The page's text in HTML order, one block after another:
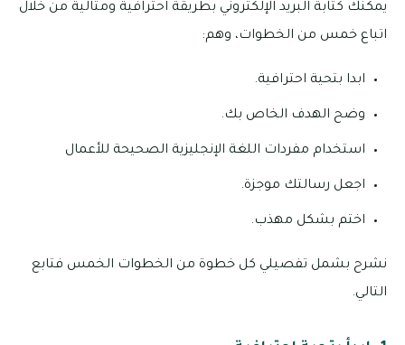
يمكنك كتابة البريد الإلكتروني بطريقة احترافية ومثالية من خلال
اتباع خمس من الخطوات، وهم:
ابدا بتحية احترافية.
وضح الهدف الخاص بك.
استخدام مفردات اللغة الإنجليزية الصحيحة للأعمال
اجعل رسالتك موجزة.
اختم بشكل مهذب.
نشرح بشمل تفصيلي كل خطوة من الخطوات الخمس فتابع
التالي.